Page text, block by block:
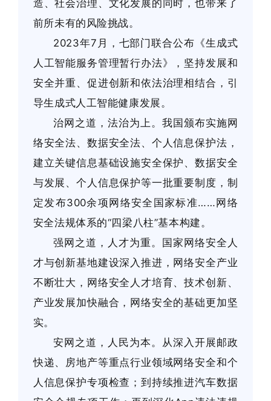
造、社会治理、文化发展的同时，也带来了
前所未有的风险挑战。
2023年7月，七部门联合公布《生成式
人工智能服务管理暂行办法》，坚持发展和
安全并重、促进创新和依法治理相结合，引
导生成式人工智能健康发展。
治网之道，法治为上。我国颁布实施网
络安全法、数据安全法、个人信息保护法，
建立关键信息基础设施安全保护、数据安全
与发展、个人信息保护等一批重要制度，制
定发布300余项网络安全国家标准……网络
安全法规体系的“四梁八柱”基本构建。
强网之道，人才为重。国家网络安全人
才与创新基地建设深入推进，网络安全产业
不断壮大，网络安全人才培育、技术创新、
产业发展加快融合，网络安全的基础更加坚
实。
安网之道，人民为本。从深入开展邮政
快递、房地产等重点行业领域网络安全和个
人信息保护专项检查；到持续推进汽车数据